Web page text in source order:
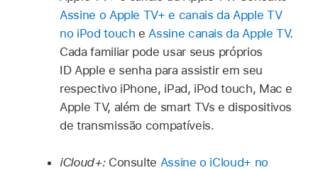
Assine o Apple TV+ e canais da Apple TV
no iPod touch eAssine canais da Apple TV.
Cada familiar pode usar seus próprios
ID Apple e senha para assistir em seu
respectivo iPhone, iPad, iPod touch, Mac e
Apple TV, além de smart TVs e dispositivos
de transmissão compatíveis.
iCloud+: Consulte Assine o iCloud+ no